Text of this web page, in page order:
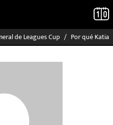
de Leagues Cup Por qué Katia